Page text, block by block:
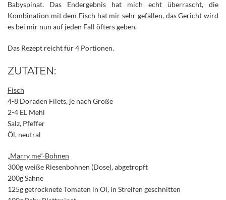
Babyspinat. Das Endergebnis hat mich echt überrascht, die
Kombination mit dem Fisch hat mir sehr gefallen, das Gericht wird
es bei mir nun auf jeden Fall öfters geben.
Das Rezept reicht für 4 Portionen.
ZUTATEN:
Fisch
4-8 Doraden Filets, je nach Größe
2-4 EL Mehl
Salz, Pfeffer
Öl, neutral
„Marry me“-Bohnen
300g weiße Riesenbohnen (Dose), abgetropft
200g Sahne
125g getrocknete Tomaten in Öl, in Streifen geschnitten